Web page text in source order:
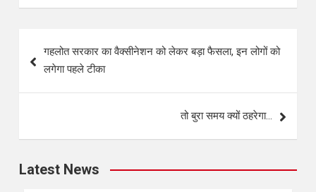
गहलोत सरकार का वैक्सीनेशन को लेकर बड़ा फैसला, इन लोगों को
लगेगा पहले टीका
तो बुरा समय क्यों ठहरेगा…
Latest News